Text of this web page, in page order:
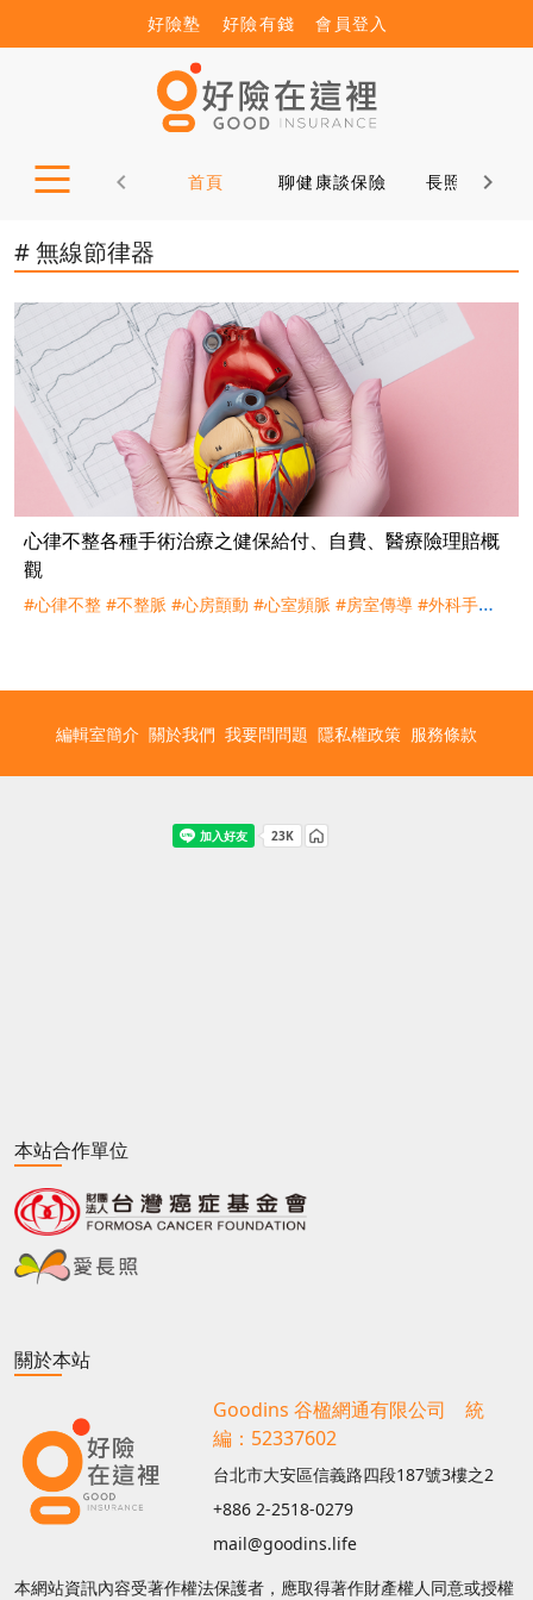
好險塾 好險有錢 會員登入
首頁 聊健康談保險 長照12問
# 無線節律器
心律不整各種手術治療之健保給付、自費、醫療險理賠概
觀
#心律不整 #不整脈 #心房顫動 #心室頻脈 #房室傳導 #外科手術
實支實付#227#222#226#理賠
編輯室簡介 關於我們 我要問問題 隱私權政策 服務條款
本站合作單位
關於本站
Goodins 谷楹網通有限公司 統
編：52337602
台北市大安區信義路四段187號3樓之2
+886 2-2518-0279
mail@goodins.life
本網站資訊內容受著作權法保護者，應取得著作財產權人同意或授權